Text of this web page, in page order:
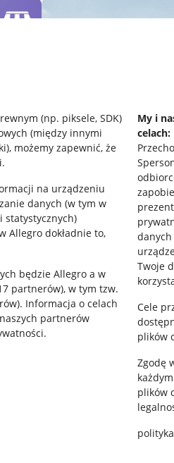
(np. piksele, SDK)
(między innymi
, możemy zapewnić, że
na urządzeniu
danych (w tym w
statystycznych)
Allegro dokładnie to,
będzie Allegro a w
partnerów), w tym tzw.
). Informacja o celach
partnerów
My i
celach:
danych
Twoje
Cele
plików
Zgodę
plików
Regulamin
Polityka plików "cookies"
Ustawienia plików "cookies"
Udostępnianie lokalizacji
Informacje dla Aktu o